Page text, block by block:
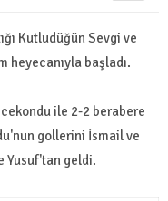
Kutludüğün Sevgi ve
heyecanıyla başladı.
ile 2-2 berabere
gollerini İsmail ve
Yusuf'tan geldi.